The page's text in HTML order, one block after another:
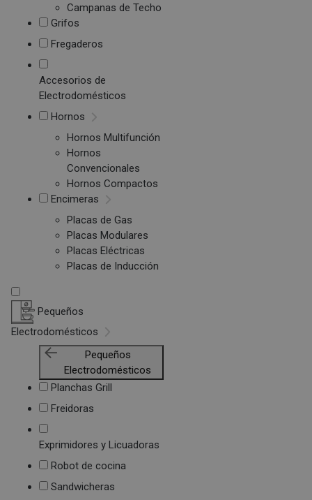
Campanas de Techo
Grifos
Fregaderos
Accesorios de
Electrodomésticos
Hornos
Hornos Multifunción
Hornos
Convencionales
Hornos Compactos
Encimeras
Placas de Gas
Placas Modulares
Placas Eléctricas
Placas de Inducción
Pequeños
Electrodomésticos
Pequeños
Electrodomésticos
Planchas Grill
Freidoras
Exprimidores y Licuadoras
Robot de cocina
Sandwicheras